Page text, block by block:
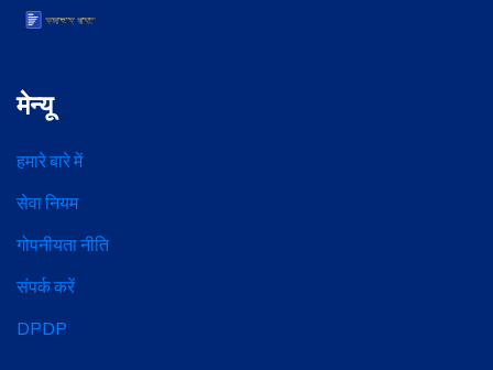
मेन्यू
हमारे बारे में
सेवा नियम
गोपनीयता नीति
संपर्क करें
DPDP